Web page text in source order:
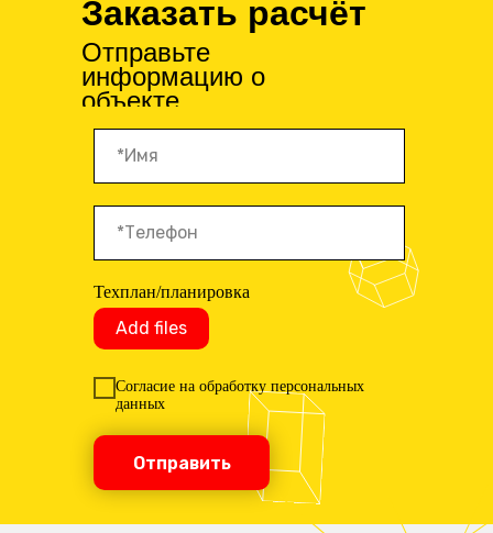
Заказать расчёт
Отправьте
информацию о
объекте
Техплан/планировка
Add files
Согласие на обработку персональных
данных
Отправить